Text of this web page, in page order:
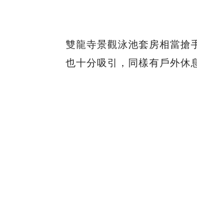
雙龍寺景觀泳池套房相當搶
也十分吸引，同樣有戶外休